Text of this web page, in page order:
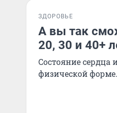
ЗДОРОВЬЕ
А вы так
20, 30 и 40+
Состояние сердца
физической